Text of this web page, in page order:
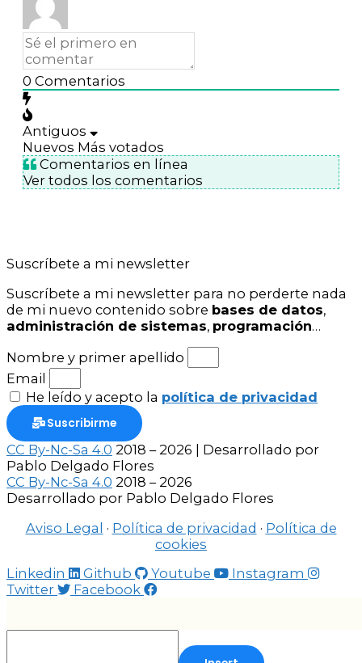
0 Comentarios
Antiguos
Nuevos Más votados
Comentarios en línea
Ver todos los comentarios
Suscríbete a mi newsletter
Suscríbete a mi newsletter para no perderte nada
de mi nuevo contenido sobre bases de datos,
administración de sistemas, programación…
Nombre y primer apellido
Email
He leído y acepto la política de privacidad
Suscribirme
CC By-Nc-Sa 4.0 2018 – 2026 | Desarrollado por
Pablo Delgado Flores
CC By-Nc-Sa 4.0 2018 – 2026
Desarrollado por Pablo Delgado Flores
Aviso Legal · Política de privacidad · Política de
cookies
Linkedin
Github Youtube
Instagram
Twitter
Facebook